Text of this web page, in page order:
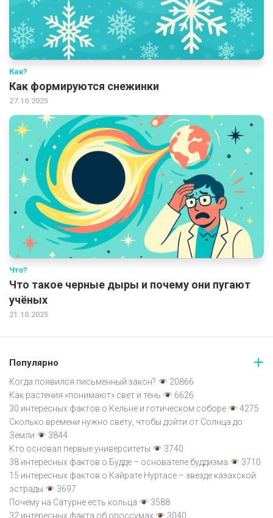
Как?
Как формируются снежинки
27.10.2025
Что?
Что такое черные дыры и почему они пугают
учёных
21.10.2025
Популярно
Когда появился письменный закон?
20866
Как растения «понимают» свет и тень
6626
30 интересных фактов о Кельне и готическом соборе
4275
Сколько времени нужно свету, чтобы дойти от Солнца до
Земли
3844
Кто основал первые университеты
3740
38 интересных фактов о Будде – основателе буддизма
3710
15 интересных фактов о Кайрате Нуртасе – звезде казахской
эстрады
3697
Почему на Сатурне есть кольца
3588
32 интересных факта об опоссумах
3040